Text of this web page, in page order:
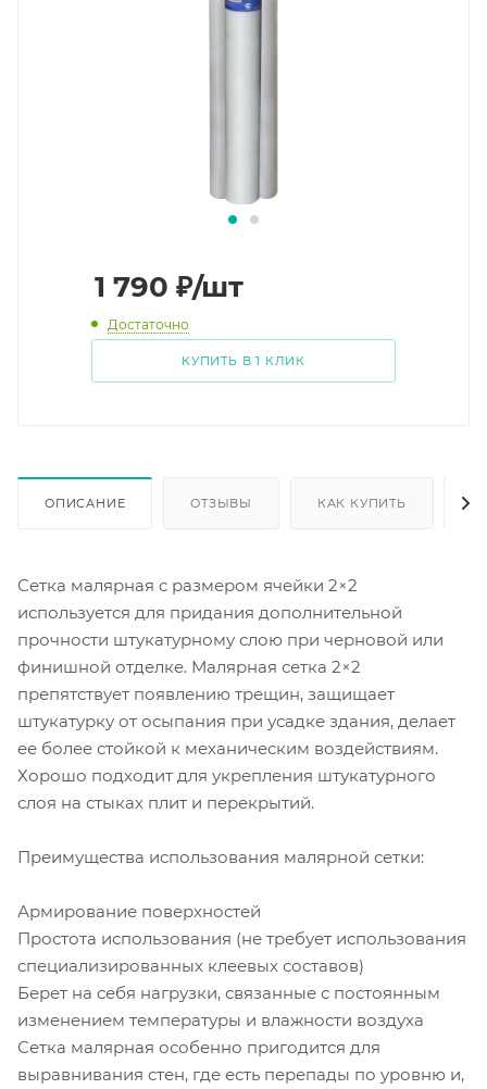
1 790 ₽/шт
Достаточно
КУПИТЬ В 1 КЛИК
ОПИСАНИЕ ОТЗЫВЫ КАК КУПИТЬ
Сетка малярная с размером ячейки 2×2
используется для придания дополнительной
прочности штукатурному слою при черновой или
финишной отделке. Малярная сетка 2×2
препятствует появлению трещин, защищает
штукатурку от осыпания при усадке здания, делает
ее более стойкой к механическим воздействиям.
Хорошо подходит для укрепления штукатурного
слоя на стыках плит и перекрытий.
Преимущества использования малярной сетки:
Армирование поверхностей
Простота использования (не требует использования
специализированных клеевых составов)
Берет на себя нагрузки, связанные с постоянным
изменением температуры и влажности воздуха
Сетка малярная особенно пригодится для
выравнивания стен, где есть перепады по уровню и,